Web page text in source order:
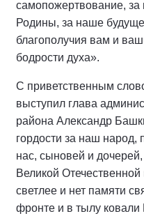
самопожертвование,
Родины, за наше
благополучия вам и
бодрости духа».
С приветственным
выступил глава
района Александр
гордости за наш
нас, сыновей и
Великой
светлее и нет памяти
фронте и в тылу